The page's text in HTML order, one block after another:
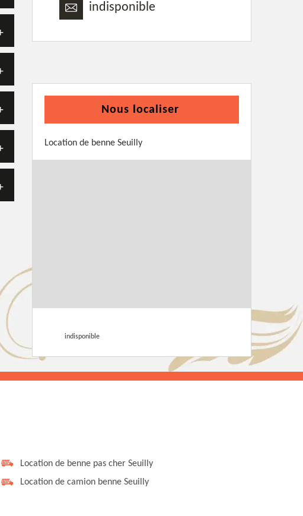
indisponible
Nous localiser
Location de benne Seuilly
indisponible
Location de benne pas cher Seuilly
Location de camion benne Seuilly